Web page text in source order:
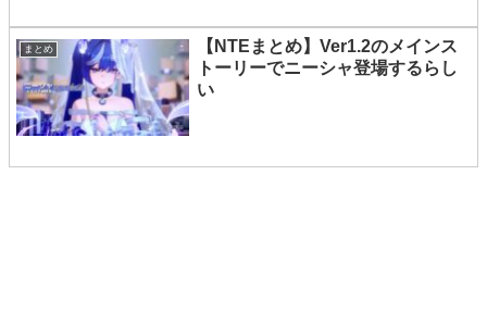
まとめ
【NTEまとめ】Ver1.2のメインス
トーリーでニーシャ登場するらし
い